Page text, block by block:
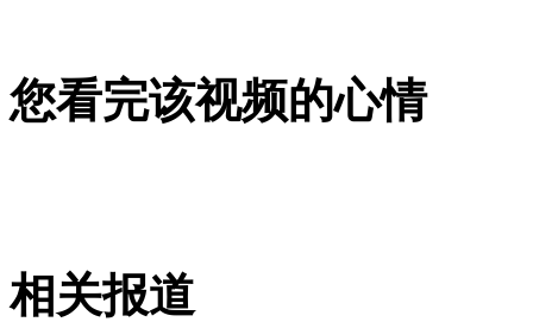
外交部：有关国家言论片面不公正
您看完该视频的心情
相关报道